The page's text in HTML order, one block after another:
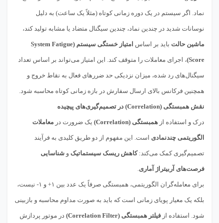
نماد. اگر سیستم در یک دوره زمانی کوتاه (مثلاً یک ساعت) به دلیل
نوسانات شدید در چندین نماد، چندین سیگنال متضاد یا مشابه تولید کند،
ماشین حالت باید بر اساس امتیاز خستگی سیستم (System Fatigue
Score) ، اجرای معاملات را متوقف کند. این امتیاز می‌تواند بر اساس تعداد
سیگنال‌های رد شده، میزان نزدیکی حد ضررهای فعال به نقاط خروج و
همچنین فرکانس بالای ارسال سفارش در بازه زمانی کوتاه محاسبه شود.
نقش همبستگی (Correlation) در تصمیم‌گیری‌های پیچیده
درک و استفاده از همبستگی (Correlation) یک ضرورت در معاملات
الگوریتمی چندنمادی است. این مفهوم از دو طریق کلیدی به فرآیند
تصمیم‌گیری کمک می‌کند:کاهش ریسک سیستماتیک و شناسایی
فرصت‌های آربیتراژ آماری.
برای معامله‌گران الگوریتمی، همبستگی صرفاً یک عدد بین ۱+ و ۱- نیست،
بلکه یک معیار پویای زمانی است که باید به صورت مداوم محاسبه و بازبینی
شود. استفاده از فیلتر همبستگی (Correlation Filter) در موتور پردازش